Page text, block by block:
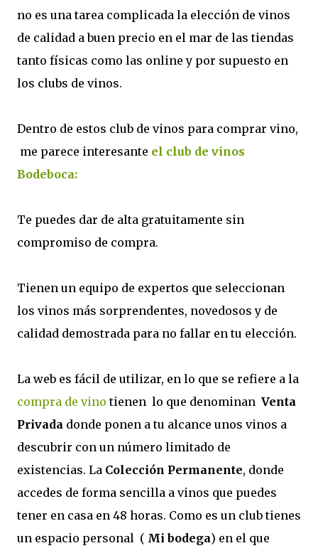
no es una tarea complicada la elección de vinos
de calidad a buen precio en el mar de las tiendas
tanto físicas como las online y por supuesto en
los clubs de vinos.
Dentro de estos club de vinos para comprar vino,
me parece interesante el club de vinos
Bodeboca:
Te puedes dar de alta gratuitamente sin
compromiso de compra.
Tienen un equipo de expertos que seleccionan
los vinos más sorprendentes, novedosos y de
calidad demostrada para no fallar en tu elección.
La web es fácil de utilizar, en lo que se refiere a la
compra de vino tienen lo que denominan Venta
Privada donde ponen a tu alcance unos vinos a
descubrir con un número limitado de
existencias. La Colección Permanente, donde
accedes de forma sencilla a vinos que puedes
tener en casa en 48 horas. Como es un club tienes
un espacio personal ( Mi bodega) en el que